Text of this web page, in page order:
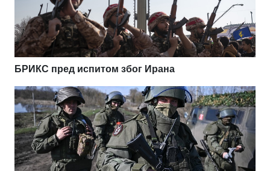
БРИКС пред испитом због Ирана